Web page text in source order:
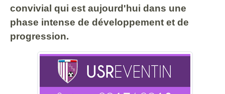
convivial qui est aujourd'hui dans une
phase intense de développement et de
progression.